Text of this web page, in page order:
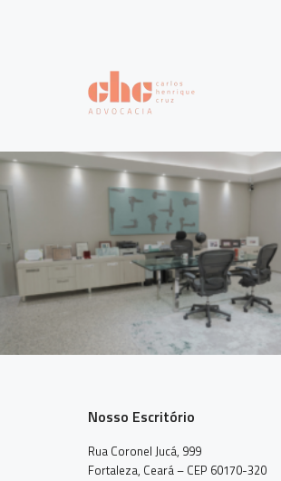
Nosso Escritório
Rua Coronel Jucá, 999
Fortaleza, Ceará – CEP 60170-320